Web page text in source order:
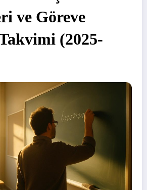
ve Göreve
(2025-